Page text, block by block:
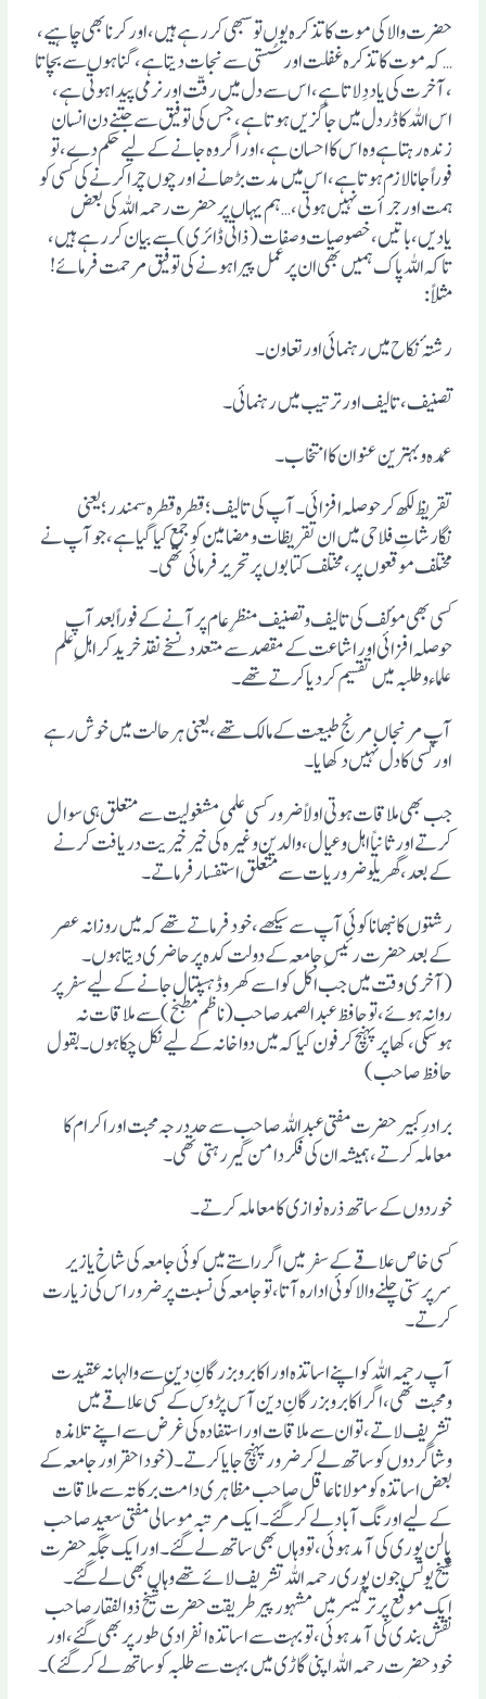
حضرت والا کی موت کا تذکرہ یوں تو سبھی کررہے ہیں، اور کرنا بھی چاہیے،
… کہ موت کا تذکرہ غفلت اور سُستی سے نجات دیتا ہے، گناہوں سے بچاتا
،آخرت کی یاد دِلاتا ہے، اس سے دل میں رقّت اور نرمی پیدا ہوتی ہے،
اس اللہ کا ڈر دل میں جاگزیں ہوتا ہے،جس کی توفیق سے جتنے دن انسان
زندہ رہتا ہے وہ اس کا احسان ہے، اور اگر وہ جانے کے لیے حکم دے، تو
فوراً جانا لازم ہوتا ہے، اس میں مدت بڑھانے اور چوں چرا کرنے کی کسی کو
ہمت اور جرأت نہیں ہوتی، … ہم یہاں پر حضرت رحمہ اللہ کی بعض
یادیں،باتیں، خصوصیات وصفات(ذاتی ڈائری)سے بیان کررہے ہیں،
تاکہ اللہ پاک ہمیں بھی ان پر عمل پیرا ہونے کی توفیق مرحمت فرمائے!
مثلاً:
رشتہٴ نکاح میں رہنمائی اور تعاون۔
تصنیف، تالیف اور ترتیب میں رہنمائی۔
عمدہ وبہترین عنوان کا انتخاب۔
تقریظ لکھ کر حوصلہ افزائی۔آپ کی تالیف ؛ قطرہ قطرہ سمندر؛ یعنی
نگارشاتِ فلاحی میں ان تقریظات ومضامین کو جمع کیا گیا ہے، جو آپ نے
مختلف موقعوں پر ، مختلف کتابوں پر تحریر فرمائی تھی۔
کسی بھی موٴلف کی تالیف وتصنیف منظرِ عام پر آنے کے فوراً بعد آپ
حوصلہ افزائی اور اشاعت کے مقصدسے متعدد نسخے نقد خرید کر اہلِ علم
علماء وطلبہ میں تقسیم کردیا کرتے تھے۔
آپ مرنجاں مرنج طبیعت کے مالک تھے، یعنی ہر حالت میں خوش رہے
اورکسی کا دل نہیں دکھایا۔
جب بھی ملاقات ہوتی اولاًضرور کسی علمی مشغولیت سے متعلق ہی سوال
کرتے اور ثانیاً اہل وعیال ، والدین وغیرہ کی خیر خیریت دریافت کرنے
کے بعد، گھریلو ضروریات سے متعلق استفسار فرماتے۔
رشتوں کا نبھانا کوئی آپ سے سیکھے، خود فرماتے تھے کہ میں روزانہ عصر
کے بعد حضرت رئیسِ جامعہ کے دولت کدہ پر حاضری دیتا ہوں۔
(آخری وقت میں جب اکل کوا سے کھروڈ ہسپتال جانے کے لیے سفر پر
روانہ ہوئے، تو حافظ عبد الصمد صاحب(ناظم مطبخ) سے ملاقات نہ
ہوسکی، کھاپر پہنچ کر فون کیا کہ میں دواخانہ کے لیے نکل چکا ہوں۔ بقول
حافظ صاحب)
برادرِ کبیر حضرت مفتی عبد اللہ صاحب سے حد درجہ محبت اور اکرام کا
معاملہ کرتے، ہمیشہ ان کی فکر دامن گیررہتی تھی۔
خوردوں کے ساتھ ذرہ نوازی کا معاملہ کرتے۔
کسی خاص علاقے کے سفر میں اگر راستے میں کوئی جامعہ کی شاخ یا زیر
سرپرستی چلنے والا کوئی ادارہ آتا، تو جامعہ کی نسبت پر ضرور اس کی زیارت
کرتے۔
آپ رحمہ اللہ کو اپنے اساتذہ اور اکابر وبزرگانِ دین سے والہانہ عقیدت
ومحبت تھی، اگر اکابر وبزرگانِ دین آس پڑوس کے کسی علاقے میں
تشریف لاتے، توان سے ملاقات اور استفادہ کی غرض سے اپنے تلامذہ
وشاگردوں کو ساتھ لے کر ضرور پہنچ جایا کرتے۔(خود احقر اور جامعہ کے
بعض اساتذہ کو مولانا عاقل صاحب مظاہری دامت برکاتہ سے ملاقات
کے لیے اورنگ آباد لے کر گئے۔ ایک مرتبہ موسالی مفتی سعید صاحب
پالن پوری کی آمد ہوئی، تو وہاں بھی ساتھ لے گئے۔ اور ایک جگہ حضرت
شیخ یونس جون پوری رحمہ اللہ تشریف لائے تھے وہاں بھی لے گئے۔
ایک موقع پر ترکیسر میں مشہور پیر طریقت حضرت شیخ ذو الفقار صاحب
نقش بندی کی آمد ہوئی، تو بہت سے اساتذہ انفرادی طور پر بھی گئے، اور
خود حضرت رحمہ اللہ اپنی گاڑی میں بہت سے طلبہ کو ساتھ لے کر گئے)۔